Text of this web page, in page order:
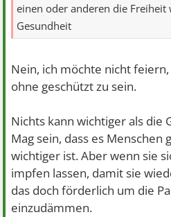
einen oder anderen die Freiheit
Gesundheit
Nein, ich möchte nicht
ohne geschützt zu sein.
Nichts kann wichtiger als die
Mag sein, dass es Menschen
wichtiger ist. Aber wenn sie
impfen lassen, damit sie
das doch förderlich um die
einzudämmen.